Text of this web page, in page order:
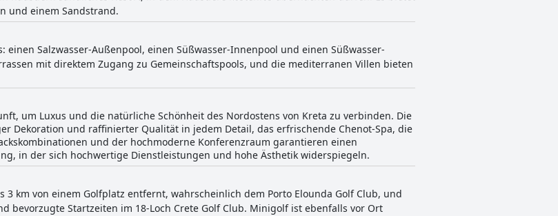
und einem Sandstrand.
einen Salzwasser-Außenpool, einen Süßwasser-Innenpool und einen Süßwasser-
mit direktem Zugang zu Gemeinschaftspools, und die mediterranen Villen bieten
um Luxus und die natürliche Schönheit des Nordostens von Kreta zu verbinden. Die
Dekoration und raffinierter Qualität in jedem Detail, das erfrischende Chenot-Spa, die
und der hochmoderne Konferenzraum garantieren einen
in der sich hochwertige Dienstleistungen und hohe Ästhetik widerspiegeln.
3 km von einem Golfplatz entfernt, wahrscheinlich dem Porto Elounda Golf Club, und
bevorzugte Startzeiten im 18-Loch Crete Golf Club. Minigolf ist ebenfalls vor Ort